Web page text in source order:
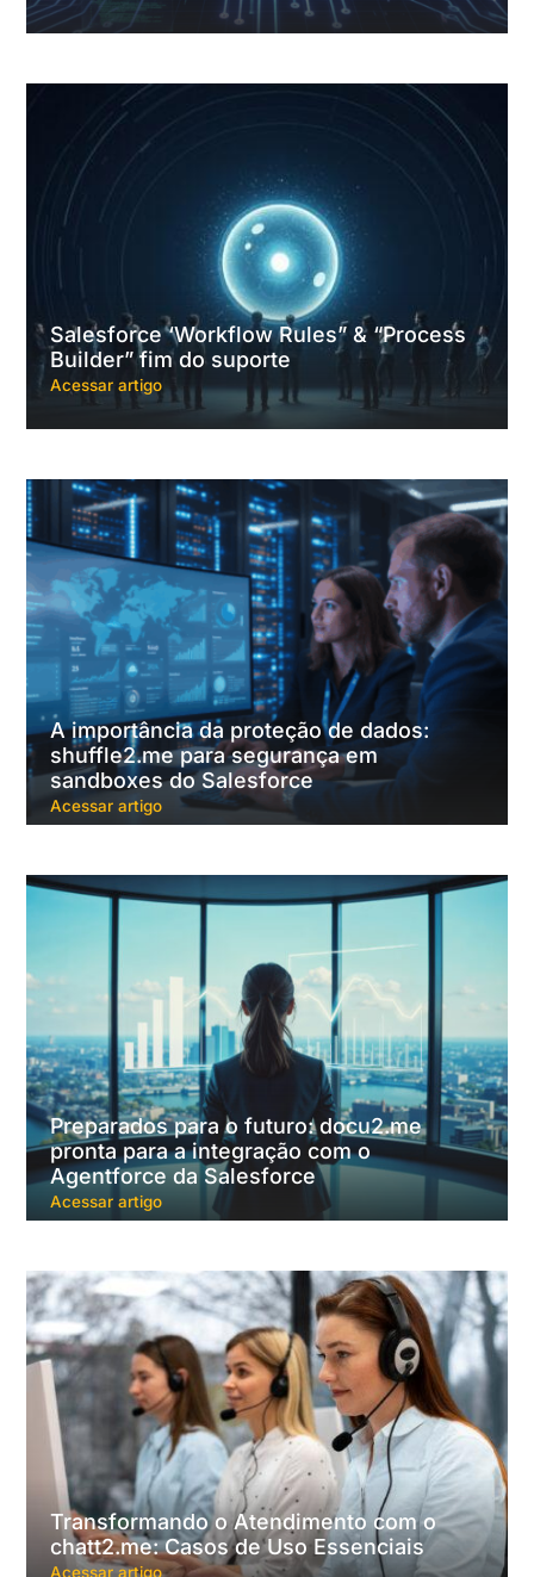
Salesforce ‘Workflow Rules” & “Process
Builder” fim do suporte
Acessar artigo
A importância da proteção de dados:
shuffle2.me para segurança em
sandboxes do Salesforce
Acessar artigo
Preparados para o futuro: docu2.me
pronta para a integração com o
Agentforce da Salesforce
Acessar artigo
Transformando o Atendimento com o
chatt2.me: Casos de Uso Essenciais
Acessar artigo